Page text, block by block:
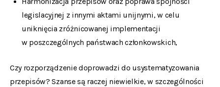
legislacyjnej z innymi aktami unijnymi, w celu
uniknięcia zróżnicowanej implementacji
w poszczególnych państwach członkowskich,
Czy rozporządzenie doprowadzi do usystematyzowania
przepisów? Szanse są raczej niewielkie, w szczególności